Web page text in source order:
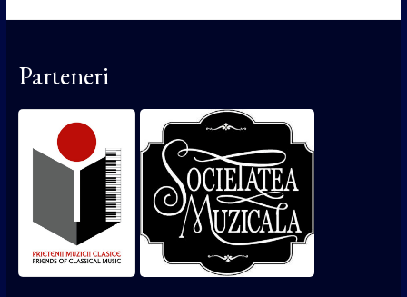
Parteneri